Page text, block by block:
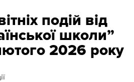
подій від
школи”
2026 року